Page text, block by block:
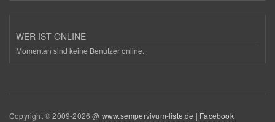
WER IST ONLINE
Momentan sind keine Benutzer online.
Copyright © 2009-2026 @ www.sempervivum-liste.de | Facebook